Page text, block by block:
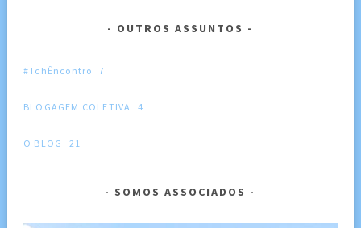
OUTROS ASSUNTOS
#TchÊncontro 7
BLOGAGEM COLETIVA 4
O BLOG 21
SOMOS ASSOCIADOS